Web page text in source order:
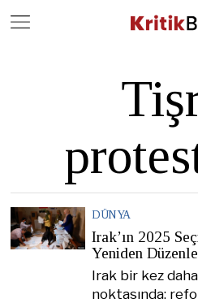
DÜNYA
Irak’ın 2025
Yeniden
Irak bir kez
noktasında: